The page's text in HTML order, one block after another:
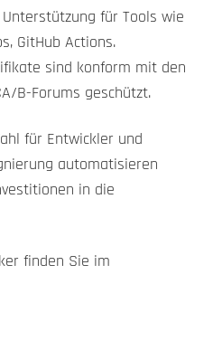
Unterstützung für Tools wie
GitHub Actions.
sind konform mit den
B-Forums geschützt.
für Entwickler und
automatisieren
in die
finden Sie im